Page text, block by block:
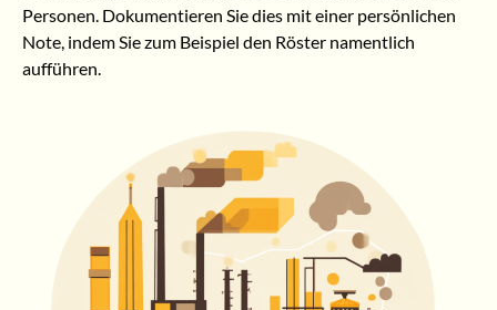
Personen. Dokumentieren Sie dies mit einer persönlichen
Note, indem Sie zum Beispiel den Röster namentlich
aufführen.